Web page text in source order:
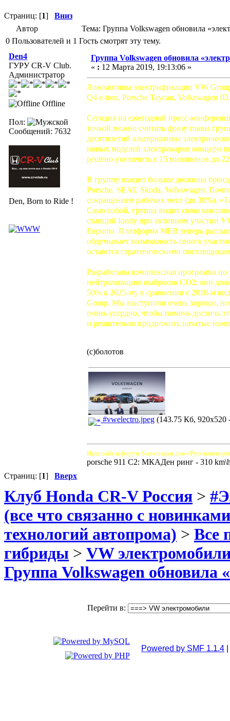
Страниц: [1] Вниз
Автор
Тема: Группа Volkswagen обновила
0 Пользователей и 1 Гость смотрят эту тему.
Den4
ГУРУ CR-V Club.
Администратор
Offline
Пол:
Сообщений: 7632
Den, Born to Ride !
Группа Volkswagen обновила
« : 12 Марта 2019, 19:13:06 »
Локомотивы электрификации VW
Q4 e-tron, Porsche Taycan, Volkswagen
Сегодня на ежегодной пресс-
точкой можно считать фразу главы
десятилетий альтернативы
новых моделей электрокаров концерн
решено увеличить с 15 миллионов до
В группу входит больше дюжины
Porsche, SEAT, Skoda, Volkswagen.
сокращением рабочих мест (до 30%).
Само собой, группа видит свою миссию
станций Ionity при активном участии
Европы. Платформа MEB теперь
обдумывает возможность своего
остаются стратегическими
Разработана комплексная программа
нейтрализацию выбросов CO2: они
50% к 2025-му в сравнении с 2010-м
Group. Мы выступили очень хорошо,
очень усердно, чтобы помочь достичь
и решительно продолжить начатые
(с)болотов
#vwelectro.jpeg (143.75 Кб, 920x520
Наш сайт и форум был создан для
porsche 911 C2: МКАДен ринг - 310
Страниц: [1] Вверх
Клуб Honda CR-V Россия >
(все что связанно с
технологий автопрома) > Все
гибриды > VW
Группа Volkswagen обновила
Перейти в:
Powered by SMF 1.1.4